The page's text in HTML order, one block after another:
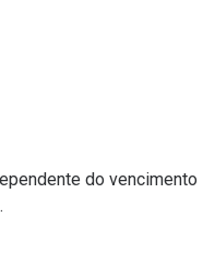
do vencimento